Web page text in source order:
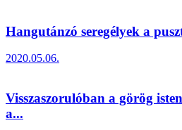
Hangutánzó seregélyek a
2020.05.06.
Visszaszorulóban a görög
a...